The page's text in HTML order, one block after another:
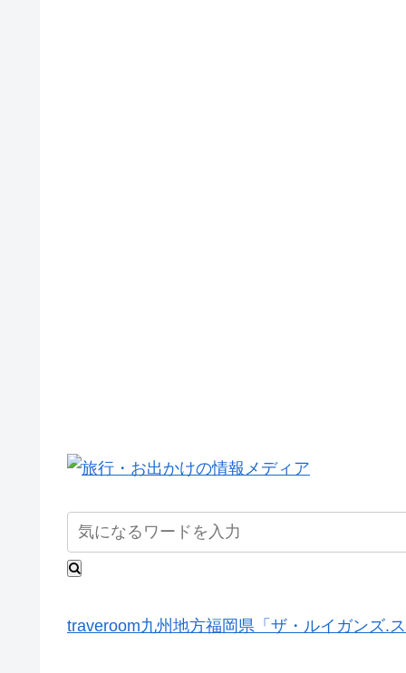
traveroom九州地方福岡県 「ザ・ルイガンズ.